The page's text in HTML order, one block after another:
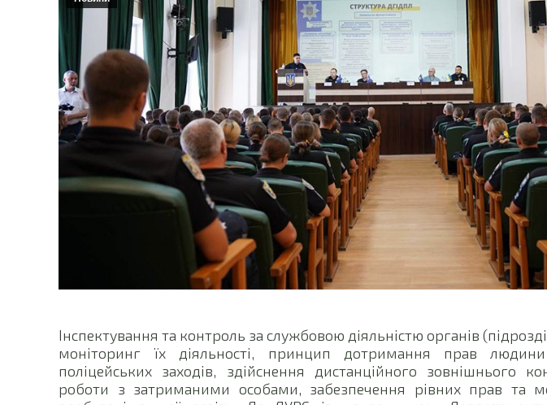
Інспектування та контроль за службовою діяльністю органів
моніторинг їх діяльності, принцип дотримання прав
поліцейських заходів, здійснення дистанційного зовнішнього
роботи з затриманими особами, забезпечення рівних прав та